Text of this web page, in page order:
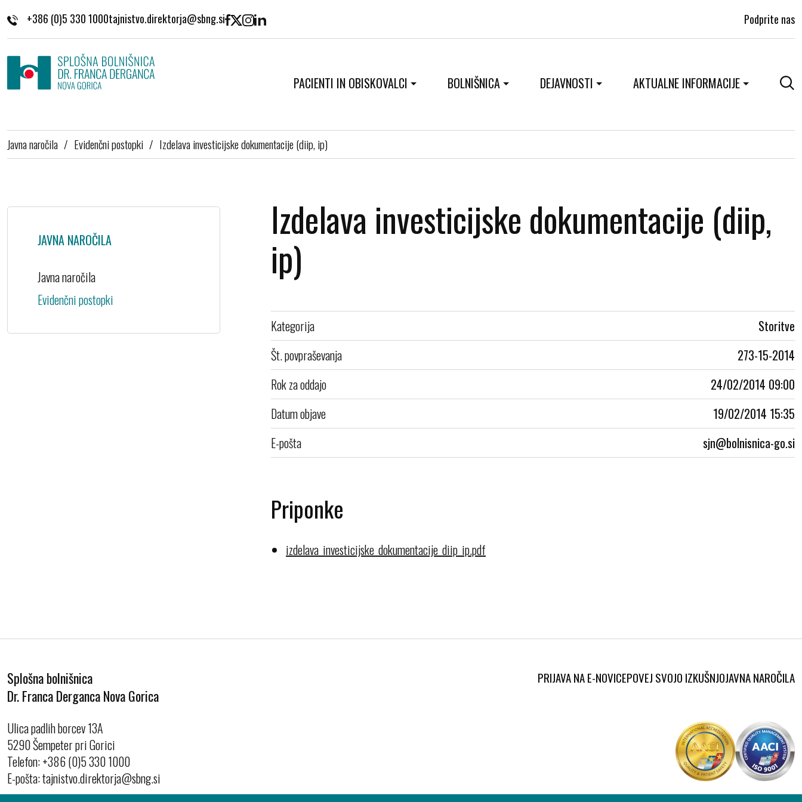
+386 (0)5 330 1000 Podprite nas
PACIENTI IN OBISKOVALCI BOLNIŠNICA DEJAVNOSTI AKTUALNE INFORMACIJE
Javna naročila / Evidenčni postopki / Izdelava investicijske dokumentacije (diip, ip)
JAVNA NAROČILA
Javna naročila
Evidenčni postopki
Izdelava investicijske dokumentacije (diip,
ip)
Kategorija
Storitve
Št. povpraševanja
273-15-2014
Rok za oddajo
24/02/2014 09:00
Datum objave
19/02/2014 15:35
E-pošta
Priponke
izdelava_investicijske_dokumentacije_diip_ip.pdf
Splošna bolnišnica
Dr. Franca Derganca Nova Gorica
Ulica padlih borcev 13A
5290 Šempeter pri Gorici
Telefon:+386 (0)5 330 1000
E-pošta:
PRIJAVA NA E-NOVICEPOVEJ SVOJO IZKUŠNJOJAVNA NAROČILA